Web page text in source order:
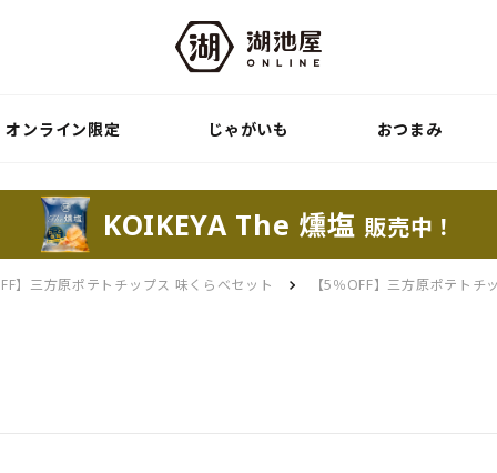
オンライン限定 じゃがいも おつまみ
KOIKEYA The 燻塩 販売中！
】三方原ポテトチップス 味くらべセット 【5％OFF】三方原ポテト